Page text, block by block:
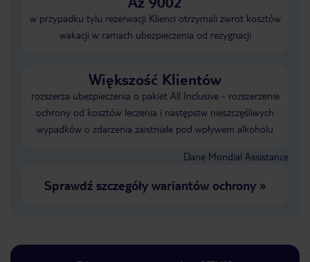
w przypadku tylu rezerwacji Klienci otrzymali zwrot kosztów
wakacji w ramach ubezpieczenia od rezygnacji
Większość Klientów
rozszerza ubezpieczenia o pakiet All Inclusive - rozszerzenie
ochrony od kosztów leczenia i następstw nieszczęśliwych
wypadków o zdarzenia zaistniałe pod wpływem alkoholu
Dane Mondial Assistance
Sprawdź szczegóły wariantów ochrony»